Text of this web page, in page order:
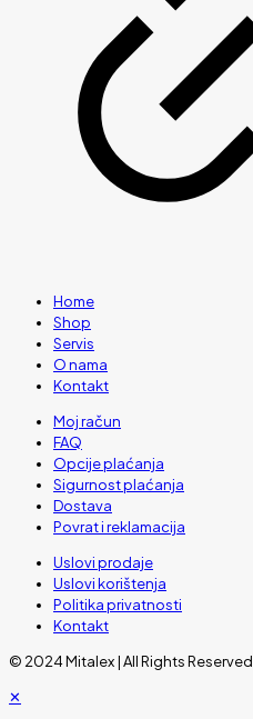
Home
Shop
Servis
O nama
Kontakt
Moj račun
FAQ
Opcije plaćanja
Sigurnost plaćanja
Dostava
Povrat i reklamacija
Uslovi prodaje
Uslovi korištenja
Politika privatnosti
Kontakt
© 2024 Mitalex | All Rights Reserved
✕